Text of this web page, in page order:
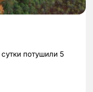
потушили 5